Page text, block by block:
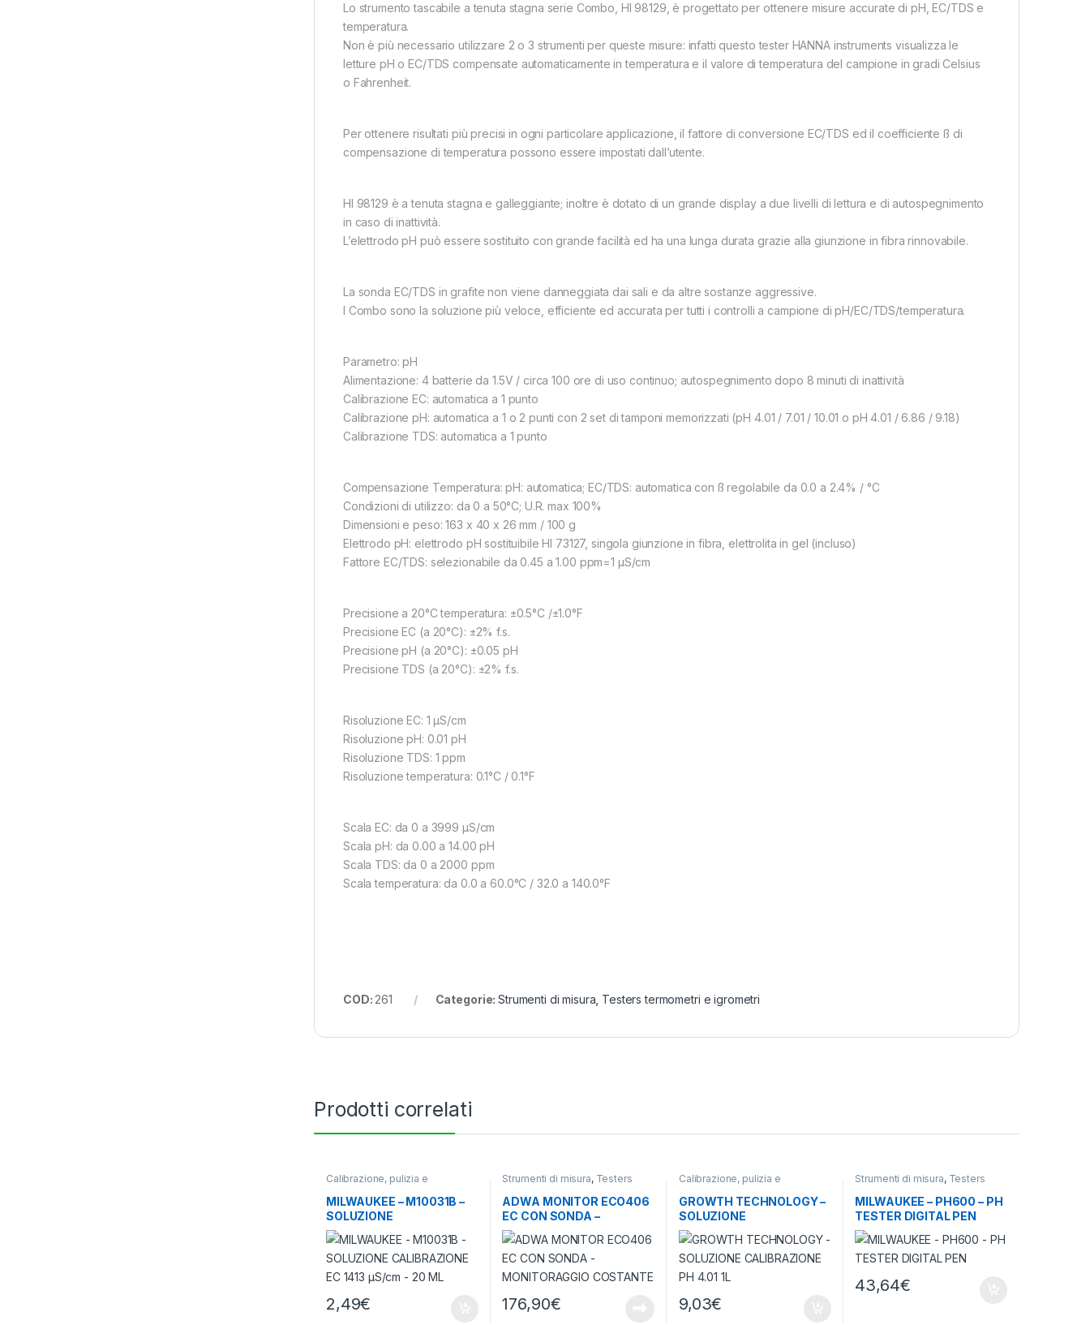
Lo strumento tascabile a tenuta stagna serie Combo, HI 98129, è progettato per ottenere misure accurate di pH, EC/TDS e
temperatura.
Non è più necessario utilizzare 2 o 3 strumenti per queste misure: infatti questo tester HANNA instruments visualizza le
letture pH o EC/TDS compensate automaticamente in temperatura e il valore di temperatura del campione in gradi Celsius
o Fahrenheit.
Per ottenere risultati più precisi in ogni particolare applicazione, il fattore di conversione EC/TDS ed il coefficiente ß di
compensazione di temperatura possono essere impostati dall’utente.
HI 98129 è a tenuta stagna e galleggiante; inoltre è dotato di un grande display a due livelli di lettura e di autospegnimento
in caso di inattività.
L’elettrodo pH può essere sostituito con grande facilità ed ha una lunga durata grazie alla giunzione in fibra rinnovabile.
La sonda EC/TDS in grafite non viene danneggiata dai sali e da altre sostanze aggressive.
I Combo sono la soluzione più veloce, efficiente ed accurata per tutti i controlli a campione di pH/EC/TDS/temperatura.
Parametro: pH
Alimentazione: 4 batterie da 1.5V / circa 100 ore di uso continuo; autospegnimento dopo 8 minuti di inattività
Calibrazione EC: automatica a 1 punto
Calibrazione pH: automatica a 1 o 2 punti con 2 set di tamponi memorizzati (pH 4.01 / 7.01 / 10.01 o pH 4.01 / 6.86 / 9.18)
Calibrazione TDS: automatica a 1 punto
Compensazione Temperatura: pH: automatica; EC/TDS: automatica con ß regolabile da 0.0 a 2.4% / °C
Condizioni di utilizzo: da 0 a 50°C; U.R. max 100%
Dimensioni e peso: 163 x 40 x 26 mm / 100 g
Elettrodo pH: elettrodo pH sostituibile HI 73127, singola giunzione in fibra, elettrolita in gel (incluso)
Fattore EC/TDS: selezionabile da 0.45 a 1.00 ppm=1 µS/cm
Precisione a 20°C temperatura: ±0.5°C /±1.0°F
Precisione EC (a 20°C): ±2% f.s.
Precisione pH (a 20°C): ±0.05 pH
Precisione TDS (a 20°C): ±2% f.s.
Risoluzione EC: 1 µS/cm
Risoluzione pH: 0.01 pH
Risoluzione TDS: 1 ppm
Risoluzione temperatura: 0.1°C / 0.1°F
Scala EC: da 0 a 3999 µS/cm
Scala pH: da 0.00 a 14.00 pH
Scala TDS: da 0 a 2000 ppm
Scala temperatura: da 0.0 a 60.0°C / 32.0 a 140.0°F
COD: 261 Categorie:Strumenti di misura Testers termometri e igrometri
Prodotti correlati
Calibrazione, pulizia e
conservazione
misura
MILWAUKEE – M10031B –
SOLUZIONE
CALIBRAZIONE EC 1413
µS/cm – 20 ML
2,49€
Strumenti di misura, Testers
ADWA MONITOR ECO406
EC CON SONDA –
MONITORAGGIO
COSTANTE
176,90€
Calibrazione, pulizia e
conservazione
misura
GROWTH TECHNOLOGY –
SOLUZIONE
CALIBRAZIONE PH 4.01 1L
9,03€
Strumenti di misura, Testers
MILWAUKEE – PH600 – PH
TESTER DIGITAL PEN
43,64€